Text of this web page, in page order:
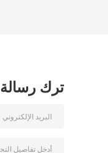
ترك رسالة